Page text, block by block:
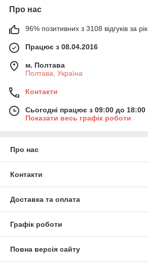
Про нас
96% позитивних з 3108 відгуків за рік
Працює з 08.04.2016
м. Полтава
Полтава, Україна
Контакти
Сьогодні працює з 09:00 до 18:00
Показати весь графік роботи
Про нас
Контакти
Доставка та оплата
Графік роботи
Повна версія сайту